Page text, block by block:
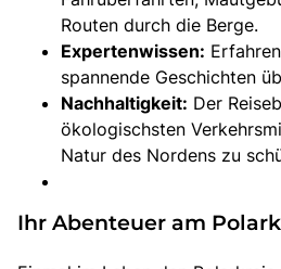
Routen durch die Berge.
Expertenwissen:
spannende Geschichten
Nachhaltigkeit: Der
ökologischsten
Natur des Nordens zu
Ihr Abenteuer am